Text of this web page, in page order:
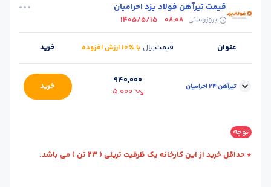
قیمت تیرآهن فولاد یزد احرامیان
بروزرسانی 08:08
1405/5/15
عنوان قیمتریال با ٪۱۰ ارزش افزوده خرید
تیرآهن 24 احرامیان
940,000
5,000
خرید
سایز :
توجه
* حداقل خرید از این کارخانه یک ظرفیت تریلی ( 23 تن ) می باشد.